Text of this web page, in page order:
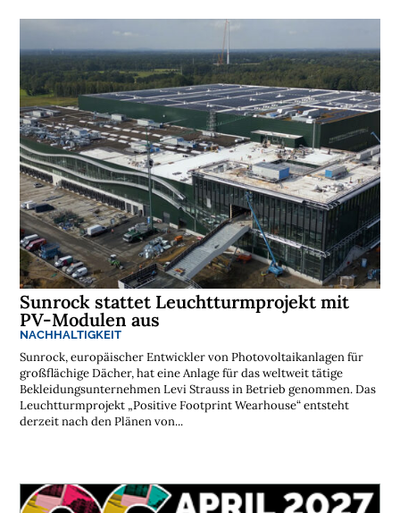
Sunrock stattet Leuchtturmprojekt mit
PV-Modulen aus
NACHHALTIGKEIT
Sunrock, europäischer Entwickler von Photovoltaikanlagen für
großflächige Dächer, hat eine Anlage für das weltweit tätige
Bekleidungsunternehmen Levi Strauss in Betrieb genommen. Das
Leuchtturmprojekt „Positive Footprint Wearhouse“ entsteht
derzeit nach den Plänen von...